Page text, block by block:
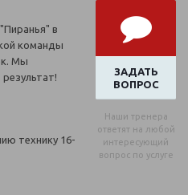
ЗАДАТЬ
ВОПРОС
Наши тренера
ответят на любой
интересующий
вопрос по услуге
в
команды
Мы
технику 16-